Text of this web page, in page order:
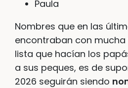
Paula
Nombres que en las
encontraban con
lista que hacían los
a sus peques, es de
2026 seguirán siendo